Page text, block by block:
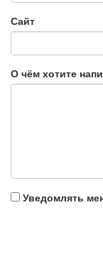
Сайт
О чём хотите
Уведомлять